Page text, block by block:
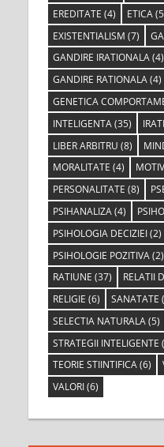
EREDITATE (4) ETICA
EXISTENTIALISM (7)
GANDIRE IRATIONALA(4)
GANDIRE RATIONALA(4)
GENETICA
INTELIGENTA(35)
LIBER ARBITRU (8)
MORALITATE (4)
PERSONALITATE (8)
PSIHANALIZA(4)
PSIHOLOGIA DECIZIEI(2)
PSIHOLOGIE POZITIVA(2)
RATIUNE (37) RELATII
RELIGIE (6) SANATATE
SELECTIA NATURALA(5)
STRATEGII INTELIGENTE
TEORIE STIINTIFICA(6)
VALORI(6)